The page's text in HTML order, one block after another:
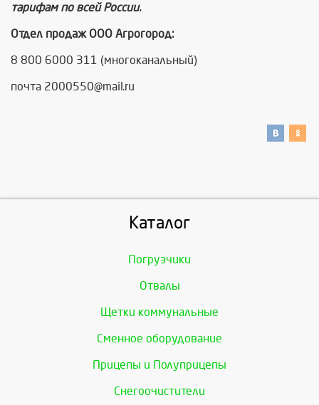
тарифам по всей России.
Отдел продаж ООО Агрогород:
8 800 6000 311 (многоканальный)
почта 2000550@mail.ru
Каталог
Погрузчики
Отвалы
Щетки коммунальные
Сменное оборудование
Прицепы и Полуприцепы
Снегоочистители